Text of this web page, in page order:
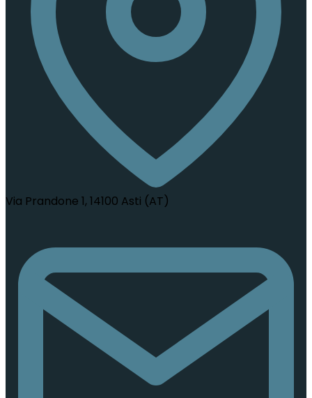
Via Prandone 1, 14100 Asti (AT)